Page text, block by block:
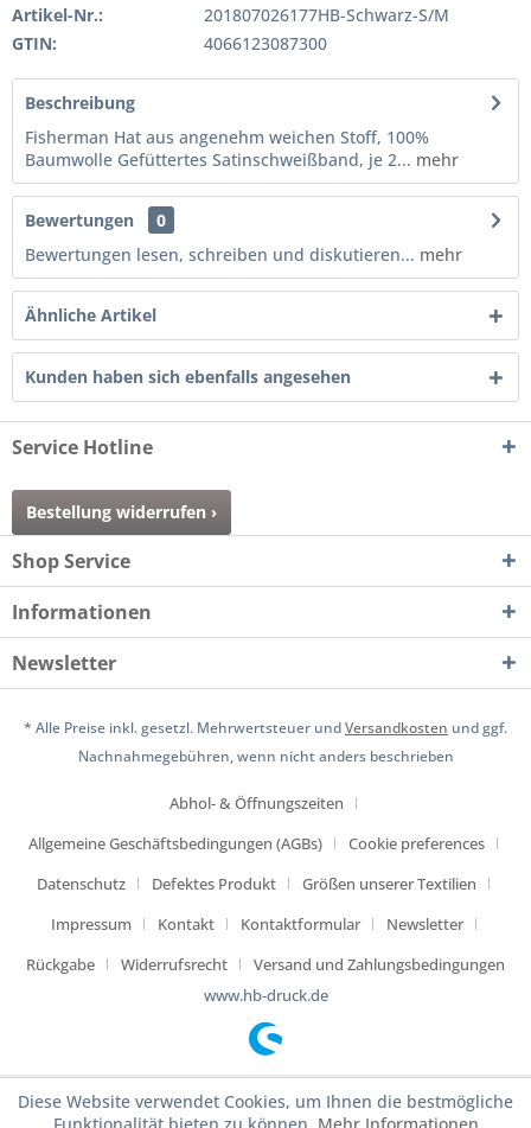
Artikel-Nr.:
201807026177HB-Schwarz-S/M
GTIN:
4066123087300
Beschreibung
Fisherman Hat aus angenehm weichen Stoff, 100%
Baumwolle Gefüttertes Satinschweißband, je 2... mehr
Bewertungen
0
Bewertungen lesen, schreiben und diskutieren... mehr
Ähnliche Artikel
Kunden haben sich ebenfalls angesehen
Service Hotline
Bestellung widerrufen ›
Shop Service
Informationen
Newsletter
* Alle Preise inkl. gesetzl. Mehrwertsteuer undVersandkosten und ggf.
Nachnahmegebühren, wenn nicht anders beschrieben
Abhol- & Öffnungszeiten
Allgemeine Geschäftsbedingungen (AGBs)
Cookie preferences
Datenschutz
Defektes Produkt
Größen unserer Textilien
Impressum
Kontakt Kontaktformular
Newsletter
Rückgabe
Widerrufsrecht
Versand und Zahlungsbedingungen
www.hb-druck.de
Diese Website verwendet Cookies, um Ihnen die bestmögliche